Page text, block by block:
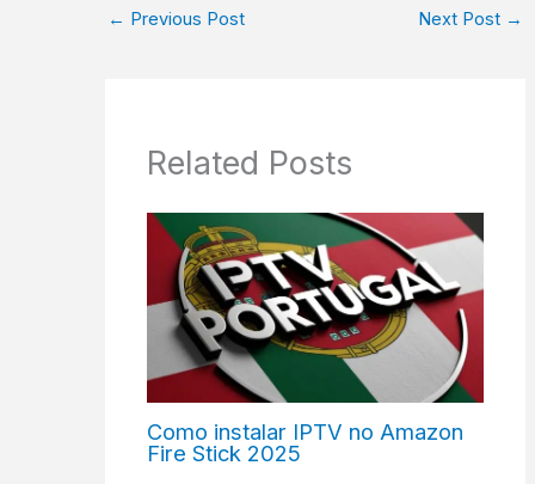
← Previous Post Next Post →
Related Posts
Como instalar IPTV no Amazon
Fire Stick 2025